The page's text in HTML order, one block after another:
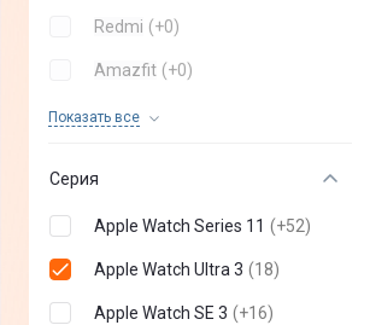
Redmi (+0)
Amazfit (+0)
Показать все
Huawei (
Серия
Apple Watch Series 11 (+52)
Apple Watch Ultra 3 (18)
Apple Watch SE 3 (+16)